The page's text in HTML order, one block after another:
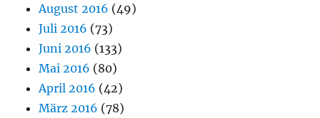
August 2016 (49)
Juli 2016 (73)
Juni 2016 (133)
Mai 2016 (80)
April 2016 (42)
März 2016 (78)